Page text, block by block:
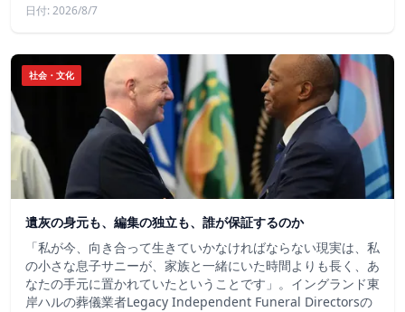
日付: 2026/8/7
社会・文化
遺灰の身元も、編集の独立も、誰が保証するのか
「私が今、向き合って生きていかなければならない現実は、私
の小さな息子サニーが、家族と一緒にいた時間よりも長く、あ
なたの手元に置かれていたということです」。イングランド東
岸ハルの葬儀業者Legacy Independent Funeral Directorsの